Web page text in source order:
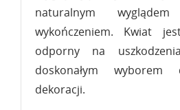
naturalnym
wykończeniem. Kwiat
odporny na
doskonałym wyborem
dekoracji.